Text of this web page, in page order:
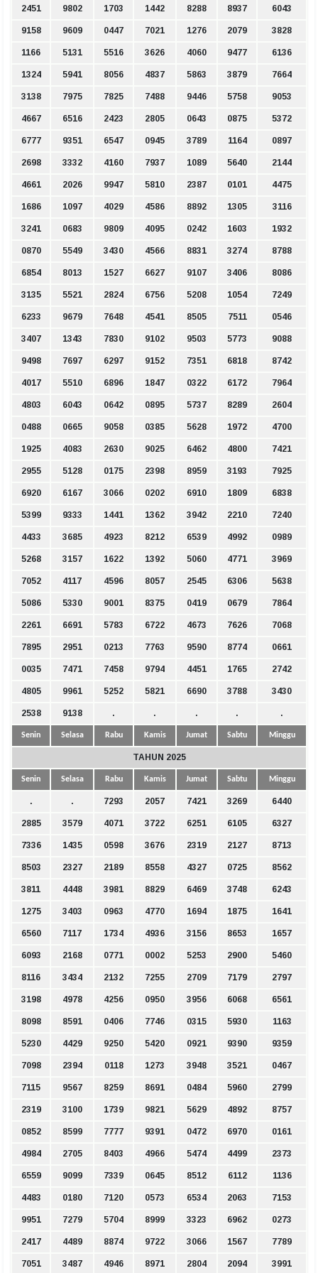
2451 9802 1703 1442 8288 8937 6043
9158 9609 0447 7021 1276 2079 3828
1166 5131 5516 3626 4060 9477 6136
1324 5941 8056 4837 5863 3879 7664
3138 7975 7825 7488 9446 5758 9053
4667 6516 2423 2805 0643 0875 5372
6777 9351 6547 0945 3789 1164 0897
2698 3332 4160 7937 1089 5640 2144
4661 2026 9947 5810 2387 0101 4475
1686 1097 4029 4586 8892 1305 3116
3241 0683 9809 4095 0242 1603 1932
0870 5549 3430 4566 8831 3274 8788
6854 8013 1527 6627 9107 3406 8086
3135 5521 2824 6756 5208 1054 7249
6233 9679 7648 4541 8505 7511 0546
3407 1343 7830 9102 9503 5773 9088
9498 7697 6297 9152 7351 6818 8742
4017 5510 6896 1847 0322 6172 7964
4803 6043 0642 0895 5737 8289 2604
0488 0665 9058 0385 5628 1972 4700
1925 4083 2630 9025 6462 4800 7421
2955 5128 0175 2398 8959 3193 7925
6920 6167 3066 0202 6910 1809 6838
5399 9333 1441 1362 3942 2210 7240
4433 3685 4923 8212 6539 4992 0989
5268 3157 1622 1392 5060 4771 3969
7052 4117 4596 8057 2545 6306 5638
5086 5330 9001 8375 0419 0679 7864
2261 6691 5783 6722 4673 7626 7068
7895 2951 0213 7763 9590 8774 0661
0035 7471 7458 9794 4451 1765 2742
4805 9961 5252 5821 6690 3788 3430
2538 9138 . . . . .
Senin Selasa Rabu Kamis Jumat Sabtu Minggu
TAHUN 2025
Senin Selasa Rabu Kamis Jumat Sabtu Minggu
. . 7293 2057 7421 3269 6440
2885 3579 4071 3722 6251 6105 6327
7336 1435 0598 3676 2319 2127 8713
8503 2327 2189 8558 4327 0725 8562
3811 4448 3981 8829 6469 3748 6243
1275 3403 0963 4770 1694 1875 1641
6560 7117 1734 4936 3156 8653 1657
6093 2168 0771 0002 5253 2900 5460
8116 3434 2132 7255 2709 7179 2797
3198 4978 4256 0950 3956 6068 6561
8098 8591 0406 7746 0315 5930 1163
5230 4429 9250 5420 0921 9390 9359
7098 2394 0118 1273 3948 3521 0467
7115 9567 8259 8691 0484 5960 2799
2319 3100 1739 9821 5629 4892 8757
0852 8599 7777 9391 0472 6970 0161
4984 2705 8403 4966 5474 4499 2373
6559 9099 7339 0645 8512 6112 1136
4483 0180 7120 0573 6534 2063 7153
9951 7279 5704 8999 3323 6962 0273
2417 4489 8874 9722 3066 1567 7789
7051 3487 4946 8971 2804 2094 3991